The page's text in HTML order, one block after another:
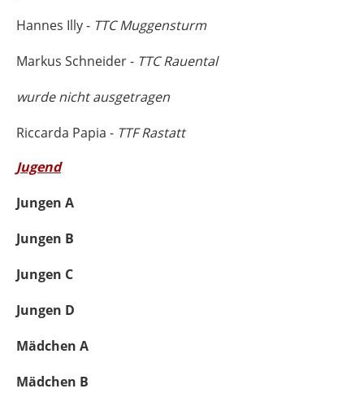
Hannes Illy - TTC Muggensturm
Markus Schneider - TTC Rauental
wurde nicht ausgetragen
Riccarda Papia - TTF Rastatt
Jugend
Jungen A
Jungen B
Jungen C
Jungen D
Mädchen A
Mädchen B